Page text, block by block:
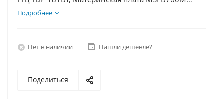
BOMBER WIFI D5, Видеокарта RTX 5080 16Гб,
Подробнее
Нет в наличии Нашли дешевле?
Поделиться